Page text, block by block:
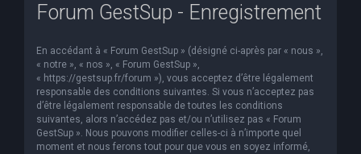
Forum GestSup - Enregistrement
En accédant à « Forum GestSup » (désigné ci-après par « nous »,
« notre », « nos », « Forum GestSup »,
« https://gestsup.fr/forum »), vous acceptez d’être légalement
responsable des conditions suivantes. Si vous n’acceptez pas
d’être légalement responsable de toutes les conditions
suivantes, alors n’accédez pas et/ou n’utilisez pas « Forum
GestSup ». Nous pouvons modifier celles-ci à n’importe quel
moment et nous ferons tout pour que vous en soyez informé,